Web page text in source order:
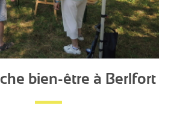
bien-être à Berlfort